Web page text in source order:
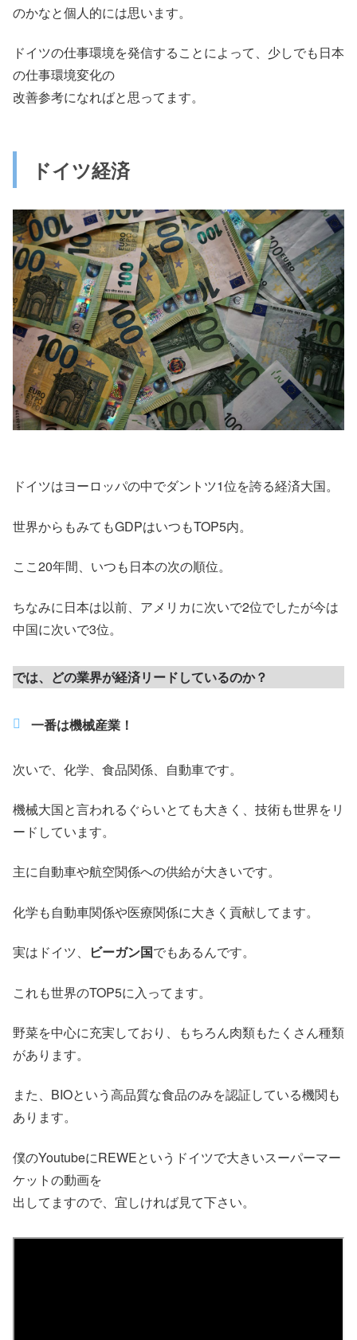
のかなと個人的には思います。
ドイツの仕事環境を発信することによって、少しでも日本
の仕事環境変化の
改善参考になればと思ってます。
ドイツ経済
ドイツはヨーロッパの中でダントツ1位を誇る経済大国。
世界からもみてもGDPはいつもTOP5内。
ここ20年間、いつも日本の次の順位。
ちなみに日本は以前、アメリカに次いで2位でしたが今は
中国に次いで3位。
では、どの業界が経済リードしているのか？
一番は機械産業！
次いで、化学、食品関係、自動車です。
機械大国と言われるぐらいとても大きく、技術も世界をリ
ードしています。
主に自動車や航空関係への供給が大きいです。
化学も自動車関係や医療関係に大きく貢献してます。
実はドイツ、 ビーガン国でもあるんです。
これも世界のTOP5に入ってます。
野菜を中心に充実しており、もちろん肉類もたくさん種類
があります。
また、BIOという高品質な食品のみを認証している機関も
あります。
僕のYoutubeにREWEというドイツで大きいスーパーマー
ケットの動画を
出してますので、宜しければ見て下さい。